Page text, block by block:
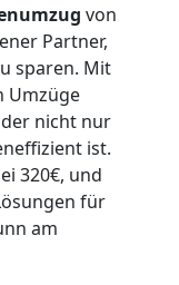
von
Partner,
sparen. Mit
Umzüge
nicht nur
ist.
320€, und
für
am